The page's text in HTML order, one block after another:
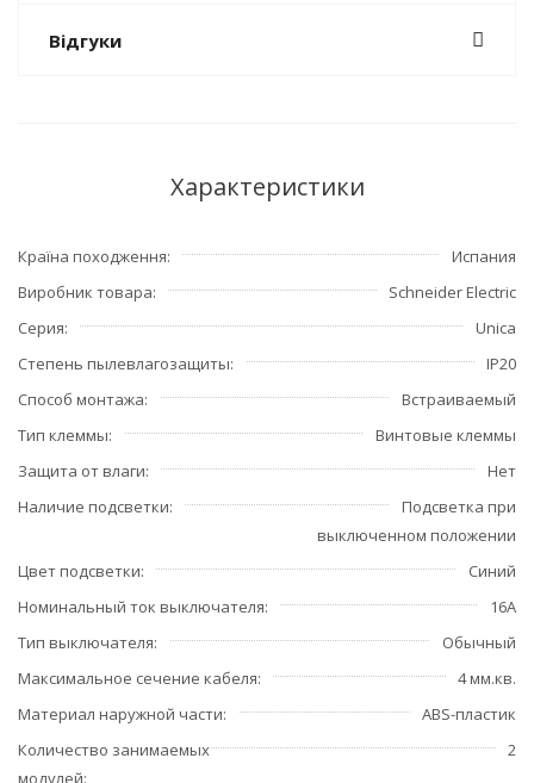
Відгуки
Характеристики
Країна походження
Испания
Виробник товара
Schneider Electric
Серия
Unica
Степень пылевлагозащиты
IP20
Способ монтажа
Встраиваемый
Тип клеммы
Винтовые клеммы
Защита от влаги
Нет
Наличие подсветки
Подсветка при
выключенном положении
Цвет подсветки
Синий
Номинальный ток выключателя
16А
Тип выключателя
Обычный
Максимальное сечение кабеля
4 мм.кв.
Материал наружной части
ABS-пластик
Количество занимаемых
модулей
2